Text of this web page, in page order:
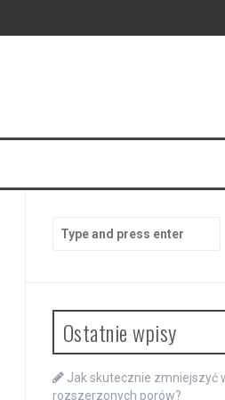
for:
Ostatnie wpisy
Jak skutecznie zmniejszyć
rozszerzonych porów?